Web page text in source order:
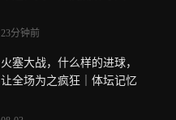
23分钟前
火塞大战，什么样的进球，
让全场为之疯狂｜体坛记忆